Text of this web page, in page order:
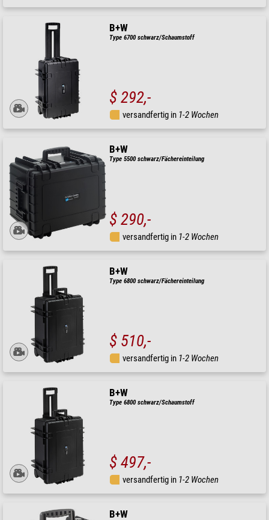
B+W
Type 6700 schwarz/Schaumstoff
$ 292,-
versandfertig in 1-2 Wochen
B+W
Type 5500 schwarz/Fächereinteilung
$ 290,-
versandfertig in 1-2 Wochen
B+W
Type 6800 schwarz/Fächereinteilung
$ 510,-
versandfertig in 1-2 Wochen
B+W
Type 6800 schwarz/Schaumstoff
$ 497,-
versandfertig in 1-2 Wochen
B+W